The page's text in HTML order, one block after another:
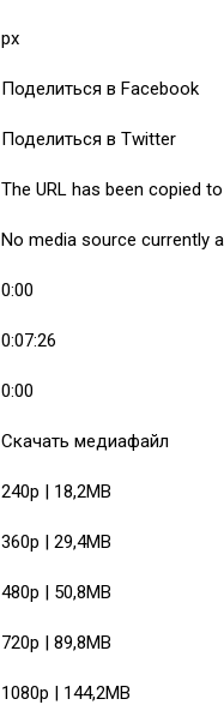
px
Поделиться в Facebook
Поделиться в Twitter
The URL has been copied
No media source currently
0:00
0:07:26
0:00
Скачать медиафайл
240p | 18,2MB
360p | 29,4MB
480p | 50,8MB
720p | 89,8MB
1080p | 144,2MB